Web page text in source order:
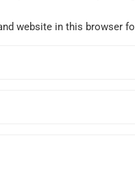
website in this browser